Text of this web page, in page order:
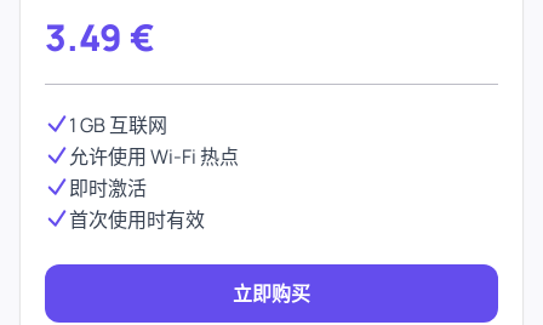
3.49 €
1 GB 互联网
允许使用 Wi-Fi 热点
即时激活
首次使用时有效
立即购买